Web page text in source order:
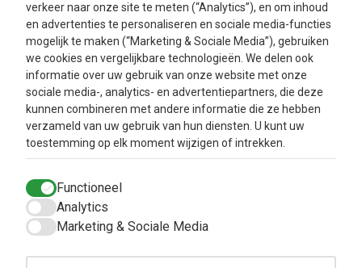
FacebookInstagram
Nieuwsbrief
Oké
Info
Metabolic balance
Over ons
Aanbiedingen
Blog
Klantenservice
Privacy Beleid
verkeer naar onze site te meten (“Analytics”), en om inhoud
en advertenties te personaliseren en sociale media-functies
mogelijk te maken (“Marketing & Sociale Media”), gebruiken
we cookies en vergelijkbare technologieën. We delen ook
informatie over uw gebruik van onze website met onze
sociale media-, analytics- en advertentiepartners, die deze
kunnen combineren met andere informatie die ze hebben
verzameld van uw gebruik van hun diensten. U kunt uw
toestemming op elk moment wijzigen of intrekken.
Functioneel
Analytics
Marketing & Sociale Media